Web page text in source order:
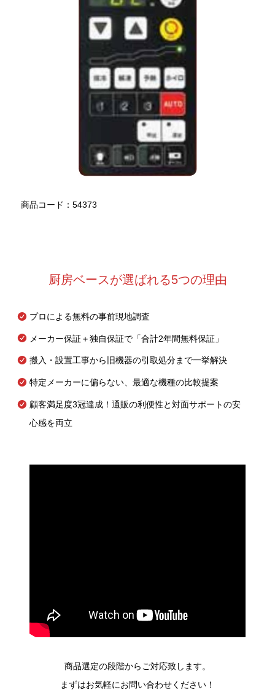
商品コード：54373
厨房ベースが選ばれる5つの理由
プロによる無料の事前現地調査
メーカー保証＋独自保証で「合計2年間無料保証」
搬入・設置工事から旧機器の引取処分まで一挙解決
特定メーカーに偏らない、最適な機種の比較提案
顧客満足度3冠達成！通販の利便性と対面サポートの安
心感を両立
商品選定の段階からご対応致します。
まずはお気軽にお問い合わせください！